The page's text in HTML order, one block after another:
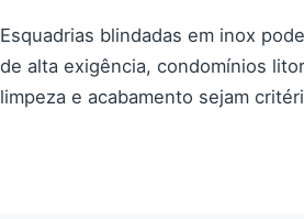
Esquadrias blindadas em inox
de alta exigência, condomínios
limpeza e acabamento sejam